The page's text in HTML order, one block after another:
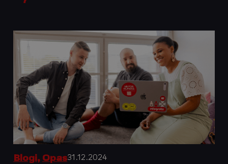
Blogi, Opas31.12.2024